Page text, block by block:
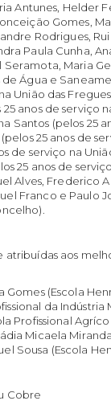
Antunes, Helder
Gomes,
Rodrigues,
Paula Cunha,
Maria
Água e
União das
anos de serviço
Santos (pelos 25
25 anos de
de serviço na
25 anos de
Alves, Frederico
Franco e Paulo
aos
(Escola
da Indústria
Profissional
Micaela
Sousa (Escola
Cobre